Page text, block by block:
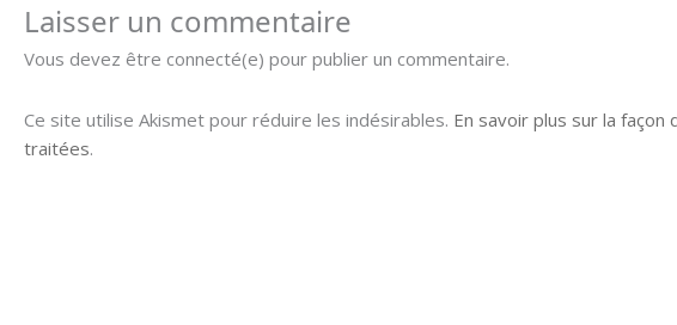
Laisser un commentaire
Vous devez être connecté(e) pour publier un commentaire.
Ce site utilise Akismet pour réduire les indésirables. En savoir plus sur la
traitées.